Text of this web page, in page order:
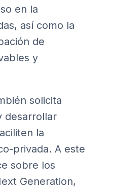
en la
así como la
de
y
solicita
desarrollar
la
privada. A este
sobre los
Generation,